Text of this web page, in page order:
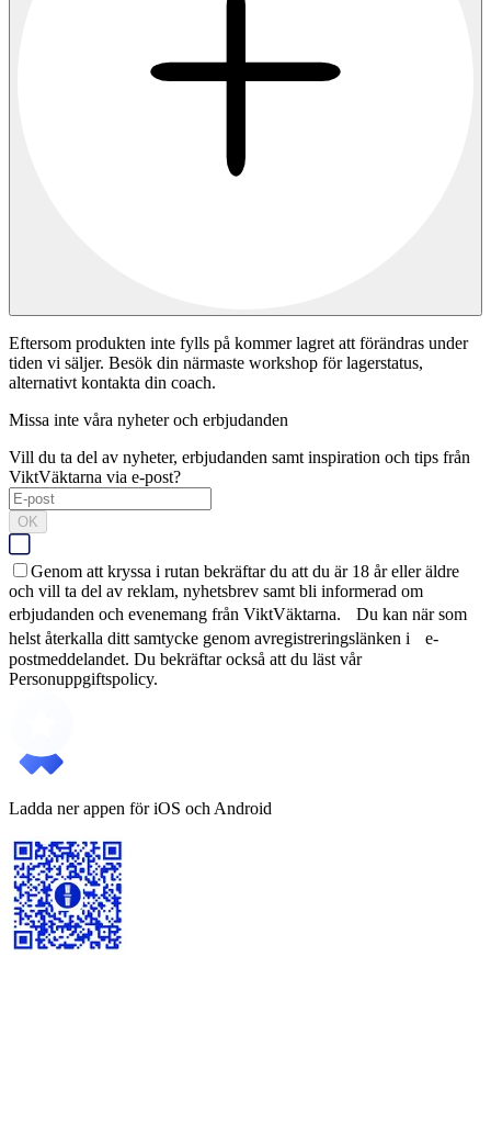
Eftersom produkten inte fylls på kommer lagret att förändras under
tiden vi säljer. Besök din närmaste workshop för lagerstatus,
alternativt kontakta din coach.
Missa inte våra nyheter och erbjudanden
Vill du ta del av nyheter, erbjudanden samt inspiration och tips från
ViktVäktarna via e-post?
OK
Genom att kryssa i rutan bekräftar du att du är 18 år eller äldre
och vill ta del av reklam, nyhetsbrev samt bli informerad om
erbjudanden och evenemang från ViktVäktarna. Du kan när som
helst återkalla ditt samtycke genom avregistreringslänken i e-
postmeddelandet. Du bekräftar också att du läst vår
Personuppgiftspolicy.
Ladda ner appen för iOS och Android